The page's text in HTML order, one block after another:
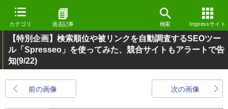
カテゴリ 過去記事 検索 Impressサイト
【特別企画】検索順位や被リンクを自動調査するSEOツー
ル「Spresseo」を使ってみた、競合サイトもアラートで告
知(9/22)
前の画像 次の画像